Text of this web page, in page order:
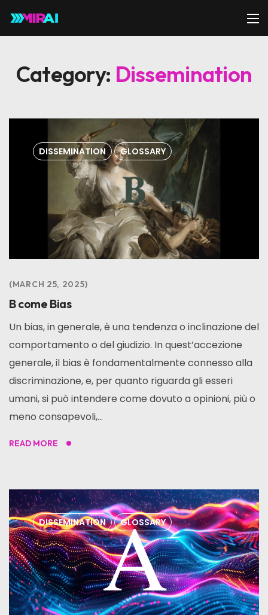
Category: Dissemination
DISSEMINATION GLOSSARY
MARCH 25, 2025
B come Bias
Un bias, in generale, è una tendenza o inclinazione del
comportamento o del giudizio. In quest’accezione
generale, il bias è fondamentalmente connesso alla
discriminazione, e, per quanto riguarda gli esseri
umani, si può intendere come dovuto a opinioni, più o
meno consapevoli,...
READ MORE
DISSEMINATION GLOSSARY